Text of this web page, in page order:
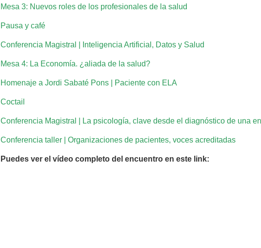
Mesa 3: Nuevos roles de los profesionales de la salud
Pausa y café
Conferencia Magistral | Inteligencia Artificial, Datos y Salud
Mesa 4: La Economía. ¿aliada de la salud?
Homenaje a Jordi Sabaté Pons | Paciente con ELA
Coctail
Conferencia Magistral | La psicología, clave desde el diagnóstico de una
Conferencia taller | Organizaciones de pacientes, voces acreditadas
Puedes ver el vídeo completo del encuentro en este link: